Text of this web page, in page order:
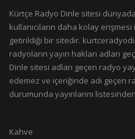
Kürtçe Radyo Dinle sitesi
kullanıcıların daha kolay
getirildiği bir sitedir.
radyoların yayın hakları adları
Dinle sitesi adları geçen radyo
edemez ve içeriğinde adı geçen
durumunda yayınlarını
Kahve